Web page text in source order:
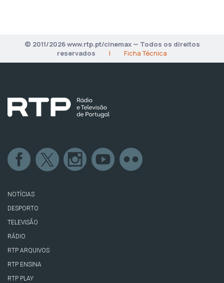
© 2011/2026 www.rtp.pt/cinemax — Todos os direitos
reservados
| Ficha Técnica
NOTÍCIAS
DESPORTO
TELEVISÃO
RÁDIO
RTP ARQUIVOS
RTP ENSINA
RTP PLAY